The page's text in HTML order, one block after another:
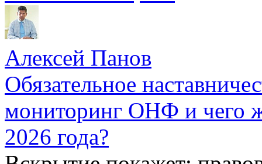
Алексей Панов
Обязательное
мониторинг ОНФ и чего
2026 года?